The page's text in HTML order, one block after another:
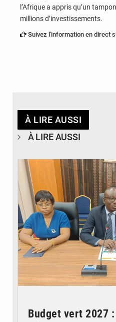
l’Afrique a appris qu’un
millions d’investissements.
Suivez l'information en direct
À LIRE AUSSI
À LIRE AUSSI
Budget vert 2027